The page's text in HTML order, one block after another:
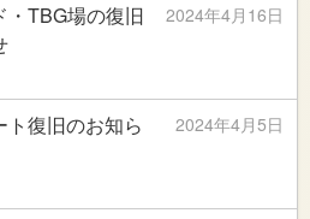
2024年4月16日
・TBG場の復旧
2024年4月5日
ト復旧のお知ら